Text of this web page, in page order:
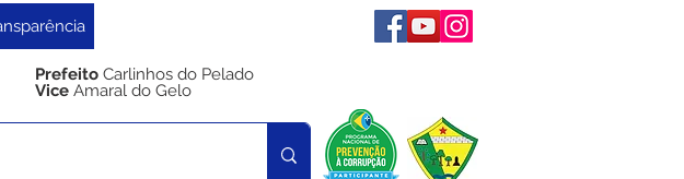
Prefeito Carlinhos do Pelado
Vice Amaral do Gelo